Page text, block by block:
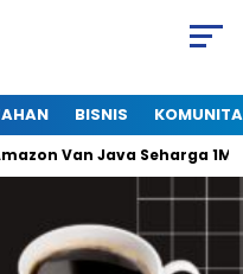
BISNIS
Van Java Seharga 1M